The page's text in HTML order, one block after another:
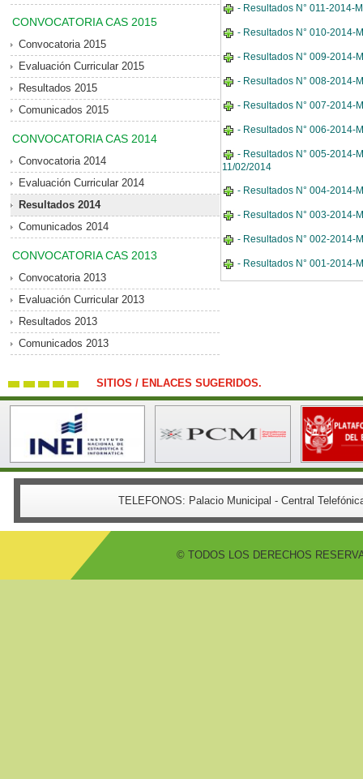
CONVOCATORIA CAS 2015
Convocatoria 2015
Evaluación Curricular 2015
Resultados 2015
Comunicados 2015
CONVOCATORIA CAS 2014
Convocatoria 2014
Evaluación Curricular 2014
Resultados 2014
Comunicados 2014
CONVOCATORIA CAS 2013
Convocatoria 2013
Evaluación Curricular 2013
Resultados 2013
Comunicados 2013
- Resultados N° 011-2014-
- Resultados N° 010-2014-
- Resultados N° 009-2014-
- Resultados N° 008-2014-
- Resultados N° 007-2014-
- Resultados N° 006-2014-
- Resultados N° 005-2014-
11/02/2014
- Resultados N° 004-2014-
- Resultados N° 003-2014-
- Resultados N° 002-2014-
- Resultados N° 001-2014-
SITIOS / ENLACES SUGERIDOS.
TELEFONOS: Palacio Municipal - Central
© TODOS LOS DERECHOS